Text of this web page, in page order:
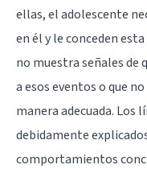
ellas, el adolescente
en él y le conceden
no muestra señales de
a esos eventos o que
manera adecuada. Los
debidamente
comportamientos